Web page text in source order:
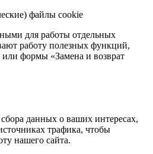
файлы cookie
для работы отдельных
работу полезных функций,
формы «Замена и возврат
данных о ваших интересах,
трафика, чтобы
нашего сайта.